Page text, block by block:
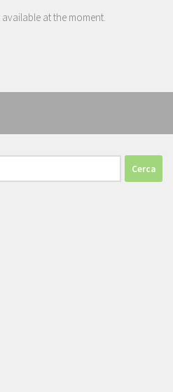
at the moment.